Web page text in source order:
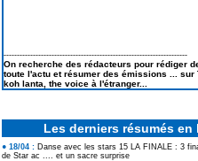
---------------------------------------------------------------------
On recherche des rédacteurs pour rédiger
toute l'actu et résumer des émissions ... sur
koh lanta, the voice à l'étranger...
Les derniers résumés en
● 18/04 : Danse avec les stars 15 LA FINALE : 3
de Star ac .... et un sacre surprise